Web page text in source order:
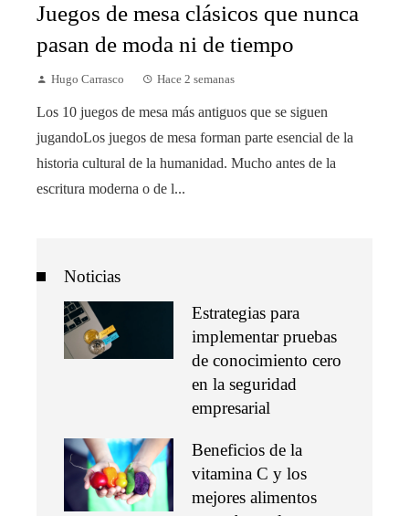
Juegos de mesa clásicos que nunca
pasan de moda ni de tiempo
Hugo Carrasco Hace 2 semanas
Los 10 juegos de mesa más antiguos que se siguen
jugandoLos juegos de mesa forman parte esencial de la
historia cultural de la humanidad. Mucho antes de la
escritura moderna o de l...
Noticias
Estrategias para
implementar pruebas
de conocimiento cero
en la seguridad
empresarial
Beneficios de la
vitamina C y los
mejores alimentos